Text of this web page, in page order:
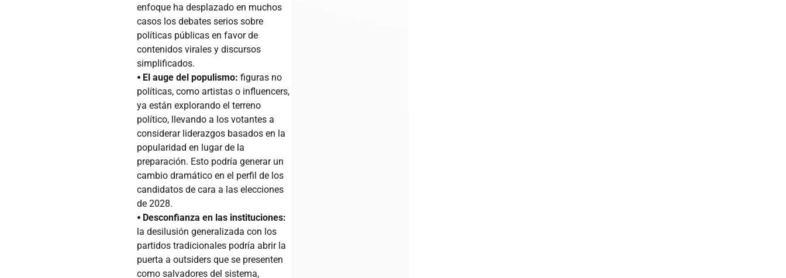
enfoque ha desplazado en muchos
casos los debates serios sobre
políticas públicas en favor de
contenidos virales y discursos
simplificados.
⦁ El auge del populismo: figuras no
políticas, como artistas o influencers,
ya están explorando el terreno
político, llevando a los votantes a
considerar liderazgos basados en la
popularidad en lugar de la
preparación. Esto podría generar un
cambio dramático en el perfil de los
candidatos de cara a las elecciones
de 2028.
⦁ Desconfianza en las instituciones:
la desilusión generalizada con los
partidos tradicionales podría abrir la
puerta a outsiders que se presenten
como salvadores del sistema,